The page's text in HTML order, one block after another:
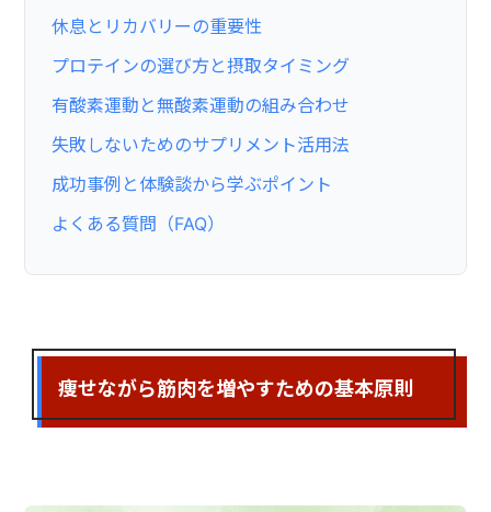
休息とリカバリーの重要性
プロテインの選び方と摂取タイミング
有酸素運動と無酸素運動の組み合わせ
失敗しないためのサプリメント活用法
成功事例と体験談から学ぶポイント
よくある質問（FAQ）
痩せながら筋肉を増やすための基本原則